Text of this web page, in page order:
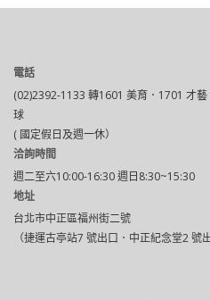
電話
(02)2392-1133 轉1601 美育．1701 才
球
( 國定假日及週一休）
洽詢時間
週二至六10:00-16:30 週日8:30~15:30
地址
台北市中正區福州街二號
（捷運古亭站7 號出口．中正紀念堂2 號出